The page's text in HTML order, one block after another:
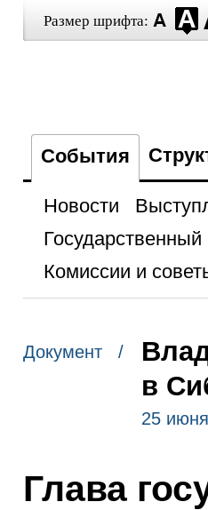
Размер шрифта:
События
Новости
Государственный
Комиссии и
Документ /
в
25
Глава